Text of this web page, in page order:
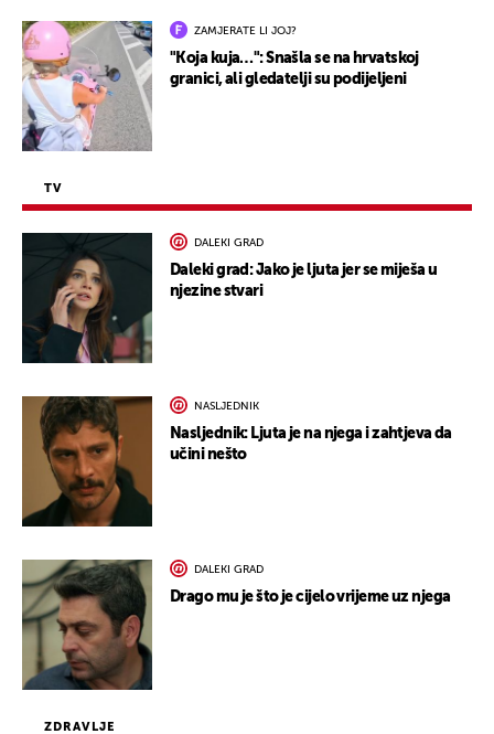
ZDRAVLJE
ZAMJERATE LI JOJ?
"Koja kuja…": Snašla se na hrvatskoj
granici, ali gledatelji su podijeljeni
TV
DALEKI GRAD
Daleki grad: Jako je ljuta jer se miješa u
njezine stvari
NASLJEDNIK
Nasljednik: Ljuta je na njega i zahtjeva da
učini nešto
DALEKI GRAD
Drago mu je što je cijelo vrijeme uz njega